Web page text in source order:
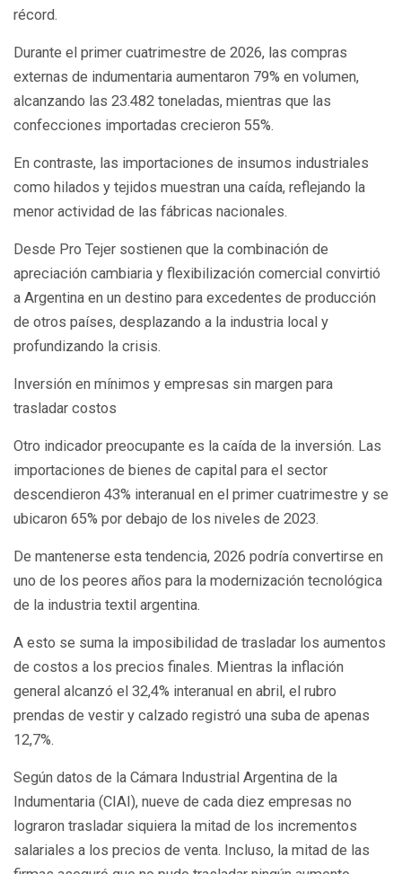
récord.
Durante el primer cuatrimestre de 2026, las compras
externas de indumentaria aumentaron 79% en volumen,
alcanzando las 23.482 toneladas, mientras que las
confecciones importadas crecieron 55%.
En contraste, las importaciones de insumos industriales
como hilados y tejidos muestran una caída, reflejando la
menor actividad de las fábricas nacionales.
Desde Pro Tejer sostienen que la combinación de
apreciación cambiaria y flexibilización comercial convirtió
a Argentina en un destino para excedentes de producción
de otros países, desplazando a la industria local y
profundizando la crisis.
Inversión en mínimos y empresas sin margen para
trasladar costos
Otro indicador preocupante es la caída de la inversión. Las
importaciones de bienes de capital para el sector
descendieron 43% interanual en el primer cuatrimestre y se
ubicaron 65% por debajo de los niveles de 2023.
De mantenerse esta tendencia, 2026 podría convertirse en
uno de los peores años para la modernización tecnológica
de la industria textil argentina.
A esto se suma la imposibilidad de trasladar los aumentos
de costos a los precios finales. Mientras la inflación
general alcanzó el 32,4% interanual en abril, el rubro
prendas de vestir y calzado registró una suba de apenas
12,7%.
Según datos de la Cámara Industrial Argentina de la
Indumentaria (CIAI), nueve de cada diez empresas no
lograron trasladar siquiera la mitad de los incrementos
salariales a los precios de venta. Incluso, la mitad de las